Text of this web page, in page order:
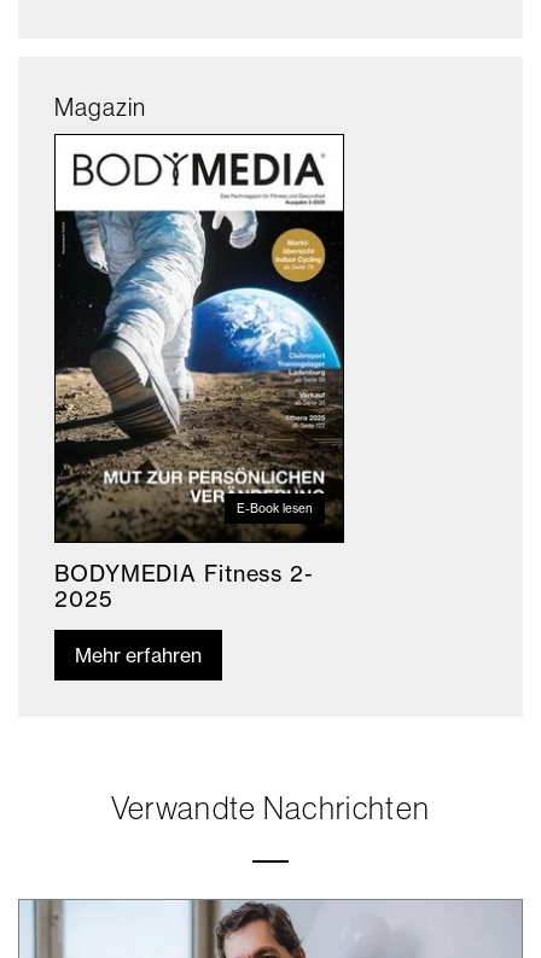
Magazin
E-Book lesen
BODYMEDIA Fitness 2-
2025
Mehr erfahren
Verwandte Nachrichten